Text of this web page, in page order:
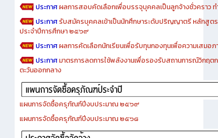
ประกาศรายชื่อผู้เข้ารับการอบรมเชิงปฏิบัติการออกแบบและสร้า
ประกาศผลการสอบคัดเลือกเพื่อบรรจุบุคคลเป็นลูกจ้างชั่วคราว ท
ประกาศรับสมัครบุคคลเข้าเป็นนักศึกษาระดับปริญญาตรี หลักสูต
ประจำปีการศึกษา ๒๕๖๙
ประกาศผลการคัดเลือกนักเรียนเพื่อรับทุนกองทุนเพื่อความเสมอ
ประกาศมาตรการลดการใช้พลังงานเพื่อรองรับสถานการณ์วิกฤ
ตะวันออกกลาง
แผนการจัดซื้อครุภัณฑ์ปีงบประมาณ ๒๕๖๙
แผนการจัดซื้อครุภัณฑ์ปีงบประมาณ ๒๕๖๘